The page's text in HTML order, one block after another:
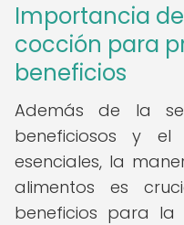
Importancia
cocción para
beneficios
Además de la
beneficiosos y el
esenciales, la
alimentos es
beneficios para la